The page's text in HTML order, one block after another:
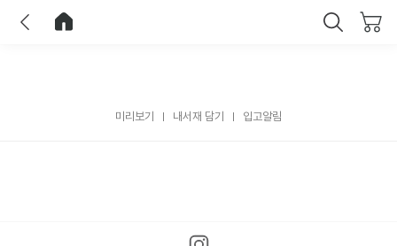
미리보기 내서재 담기 입고알림